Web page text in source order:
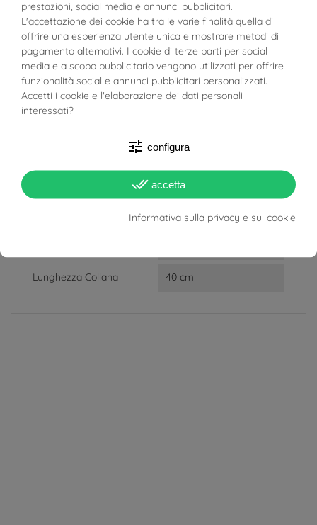
Peso 2.25g
Totale Carati
Acquamarina: 0.12ct
Zaffiri Blu: 0.70ct
Larghezza Ciondolo: 9mm
Materiale Oro Bianco 18kt
Quantità Pietre
1 Acquamarina
6 Zaffiri Blu
Lunghezza Collana 40 cm
prestazioni, social media e annunci pubblicitari.
L'accettazione dei cookie ha tra le varie finalità quella di
offrire una esperienza utente unica e mostrare metodi di
pagamento alternativi. I cookie di terze parti per social
media e a scopo pubblicitario vengono utilizzati per offrire
funzionalità social e annunci pubblicitari personalizzati.
Accetti i cookie e l'elaborazione dei dati personali
interessati?
tune configura
done_all accetta
Informativa sulla privacy e sui cookie